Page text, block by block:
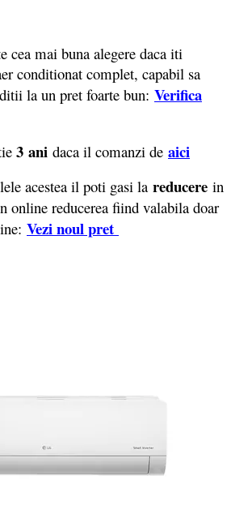
mai buna alegere daca iti
conditionat complet, capabil sa
la un pret foarte bun: Verifica
3 ani daca il comanzi de aici
acestea il poti gasi la reducere in
online reducerea fiind valabila doar
Vezi noul pret